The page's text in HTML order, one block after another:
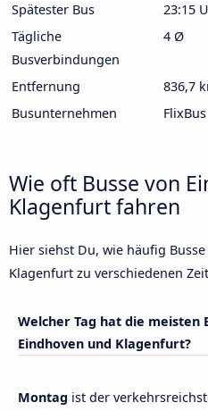
Spätester Bus
23:15
Tägliche
Busverbindungen
4 Ø
Entfernung
836,7
Busunternehmen
FlixBus
Wie oft Busse von
Klagenfurt fahren
Hier siehst Du, wie häufig
Klagenfurt zu verschiedenen
Welcher Tag hat die meisten
Eindhoven und Klagenfurt?
Montag ist der